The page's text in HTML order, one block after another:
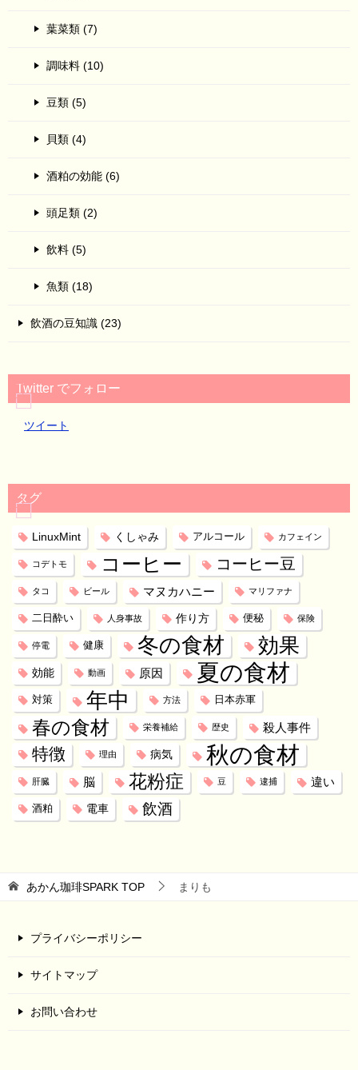
葉菜類 (7)
調味料 (10)
豆類 (5)
貝類 (4)
酒粕の効能 (6)
頭足類 (2)
飲料 (5)
魚類 (18)
飲酒の豆知識 (23)
Twitter でフォロー
ツイート
タグ
LinuxMint くしゃみ アルコール カフェイン
コデトモ コーヒー コーヒー豆
タコ ビール マヌカハニー マリファナ
二日酔い 人身事故 作り方 便秘 保険
停電 健康 冬の食材 効果
効能 動画 原因 夏の食材
対策 年中 方法 日本赤軍
春の食材 栄養補給 歴史 殺人事件
特徴 理由 病気 秋の食材
肝臓 脳 花粉症 豆 逮捕 違い
酒粕 電車 飲酒
あかん珈琲SPARK TOP まりも
プライバシーポリシー
サイトマップ
お問い合わせ